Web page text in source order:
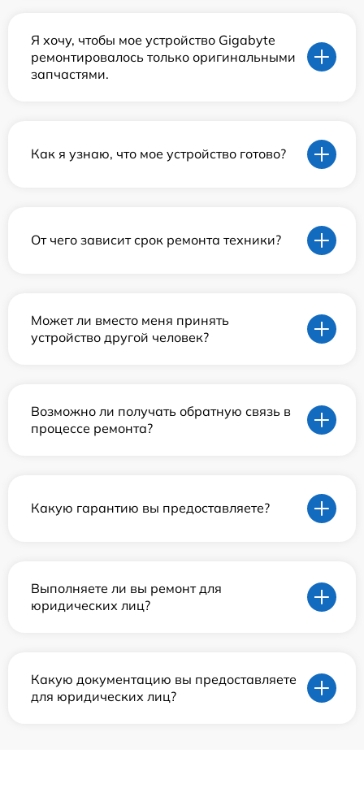
Я хочу, чтобы мое устройство Gigabyte
ремонтировалось только оригинальными
запчастями.
Как я узнаю, что мое устройство готово?
От чего зависит срок ремонта техники?
Может ли вместо меня принять
устройство другой человек?
Возможно ли получать обратную связь в
процессе ремонта?
Какую гарантию вы предоставляете?
Выполняете ли вы ремонт для
юридических лиц?
Какую документацию вы предоставляете
для юридических лиц?